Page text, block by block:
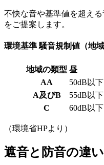
不快な音や基準値を超え
をご提案します。
環境基準 騒音規制値（地域
地域の類型 昼
AA
50dB以下
A及びB
55dB以下
C
60dB以下
（環境省HPより）
遮音と防音の違い